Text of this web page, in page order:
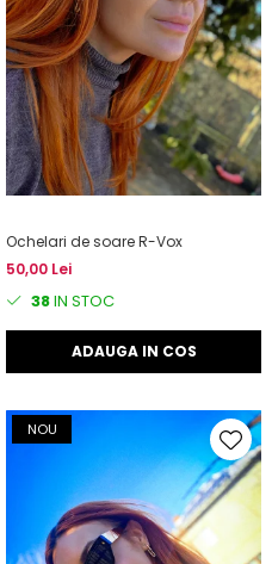
Ochelari de soare R-Vox
50,00 Lei
38IN STOC
ADAUGA IN COS
NOU